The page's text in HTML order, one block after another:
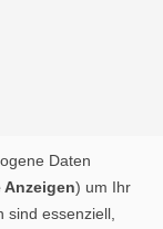
Daten
) um Ihr
sind essenziell,